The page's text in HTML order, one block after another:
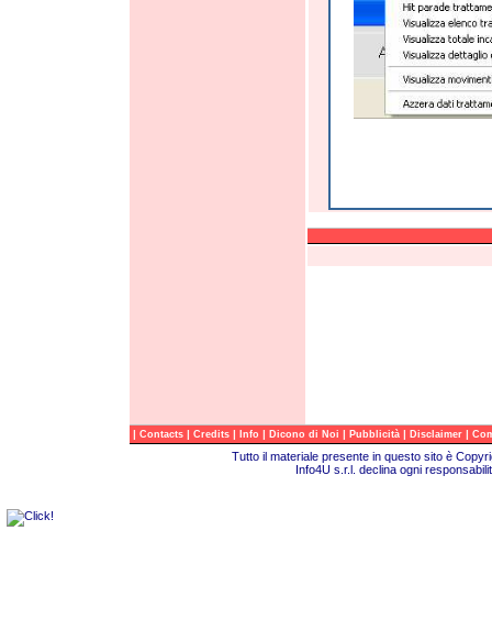
| Contacts | Credits | Info | Dicono di Noi | Pubblicità | Disclaimer |
Tutto il materiale presente in questo sito è
Info4U s.r.l. declina ogni